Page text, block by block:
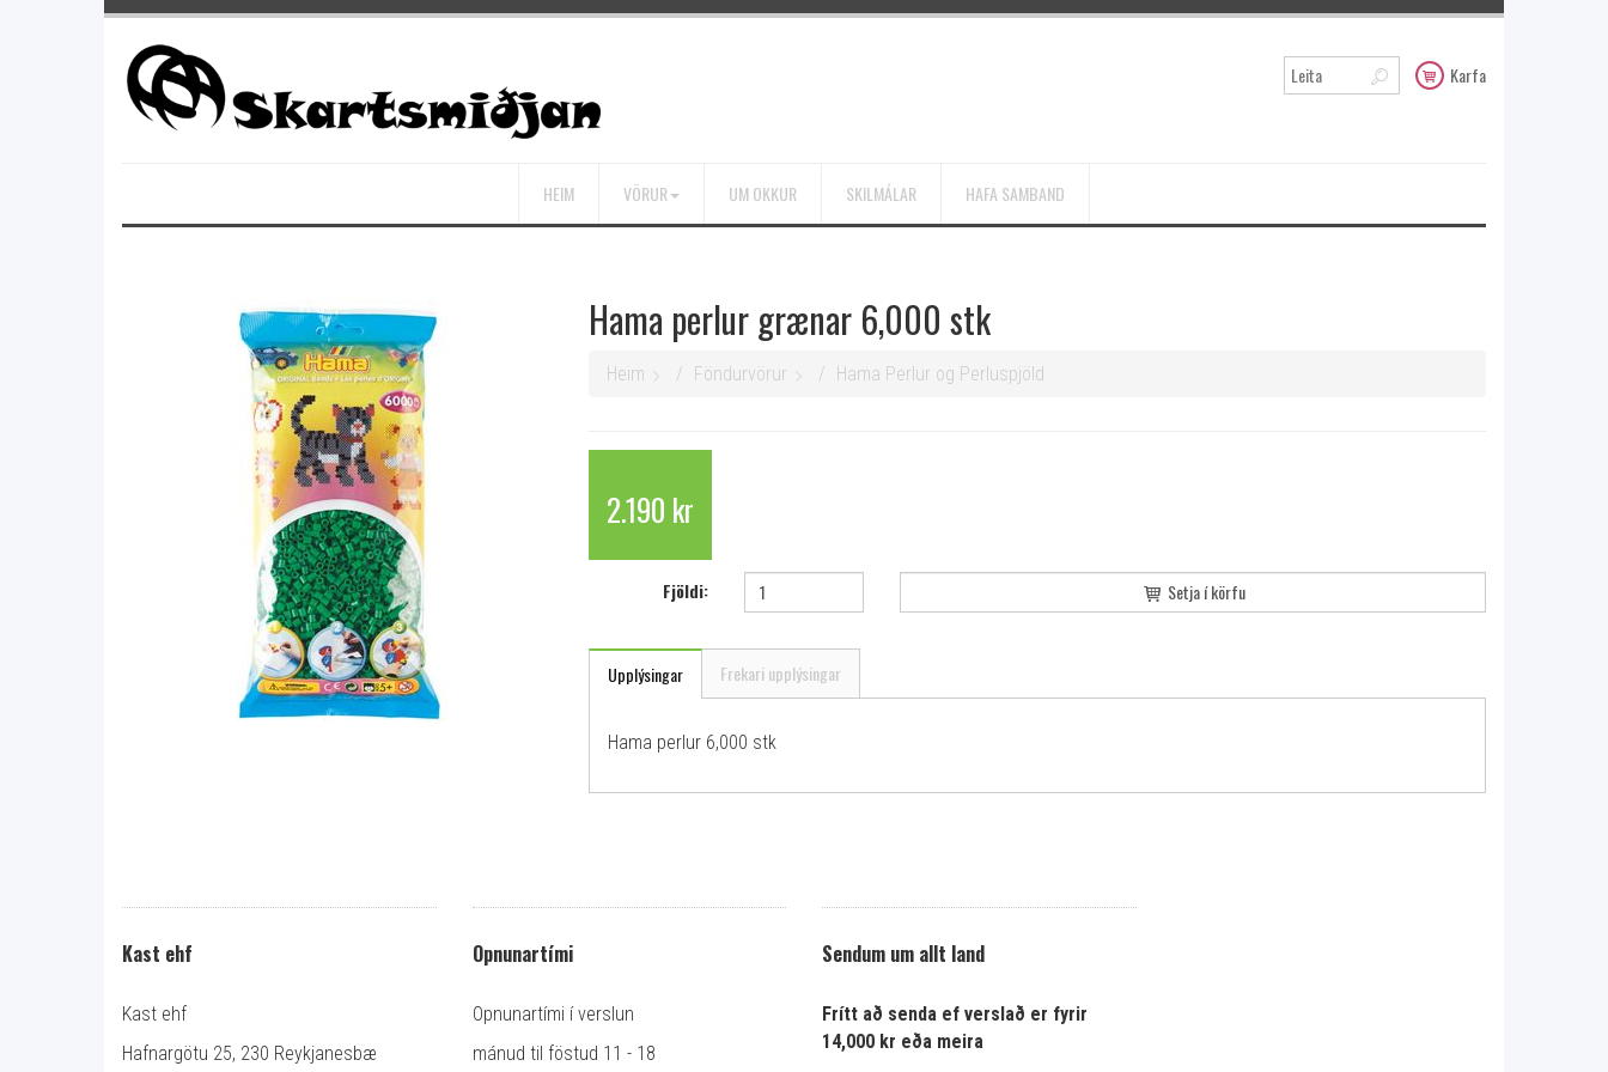
Karfa
HEIM VÖRUR UM OKKUR SKILMÁLAR HAFA SAMBAND
Hama perlur grænar 6,000 stk
Heim Föndurvörur Hama Perlur og Perluspjöld
2.190 kr
Fjöldi: Setja í körfu
Upplýsingar Frekari upplýsingar
Hama perlur 6,000 stk
Kast ehf
Kast ehf
Hafnargötu 25, 230 Reykjanesbæ
Opnunartími
Opnunartími í verslun
mánud til föstud 11 - 18
Sendum um allt land
Frítt að senda ef verslað er fyrir
14,000 kr eða meira